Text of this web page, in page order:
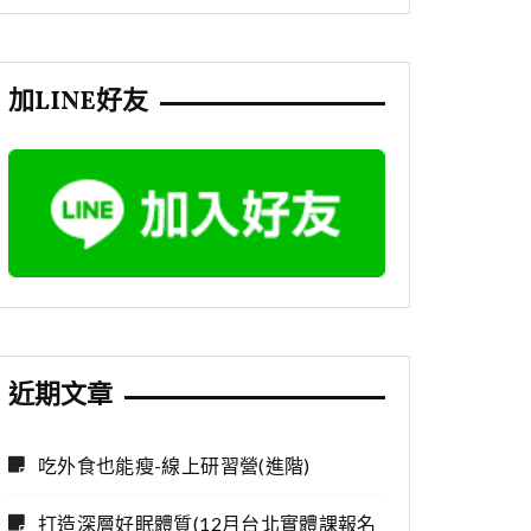
加LINE好友
近期文章
吃外食也能瘦-線上研習營(進階)
打造深層好眠體質(12月台北實體課報名